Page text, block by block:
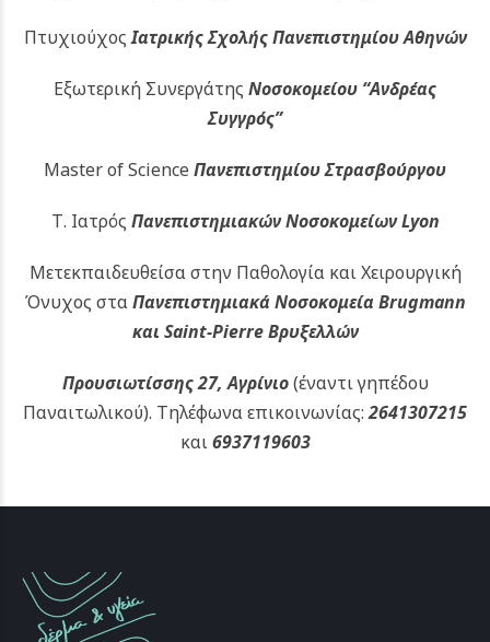
ΠτυχιούχοςΙατρικής Σχολής Πανεπιστημίου Αθηνών
Εξωτερική Συνεργάτης Νοσοκομείου “Ανδρέας
Συγγρός”
Master of Science Πανεπιστημίου Στρασβούργου
Τ. Ιατρός Πανεπιστημιακών Νοσοκομείων Lyon
Μετεκπαιδευθείσα στην Παθολογία και Χειρουργική
Όνυχος σταΠανεπιστημιακά Νοσοκομεία Brugmann
και Saint-Pierre Βρυξελλών
Προυσιωτίσσης 27, Αγρίνιο(έναντι γηπέδου
Παναιτωλικού). Τηλέφωνα επικοινωνίας:2641307215
και6937119603